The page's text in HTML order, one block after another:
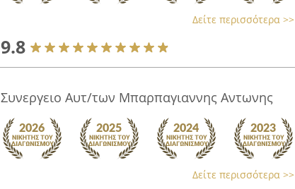
Δείτε περισσότερα >>
9.8
Συνεργειο Αυτ/των Μπαρπαγιαννης Αντωνης
Δείτε περισσότερα >>